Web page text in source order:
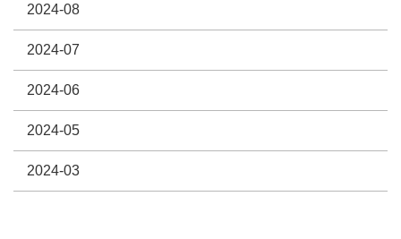
2024-08
2024-07
2024-06
2024-05
2024-03